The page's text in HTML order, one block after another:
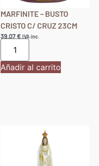
MARFINITE – BUSTO
CRISTO C/ CRUZ 23CM
39,07€ IVA inc.